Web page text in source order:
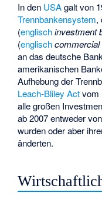
In den USAgalt von
Trennbankensystem,
(englisch investment
(englisch
an das deutsche
amerikanischen
Aufhebung der
Leach-Bliley Actvom
alle großen
ab 2007entweder
wurden oder aber
änderten.